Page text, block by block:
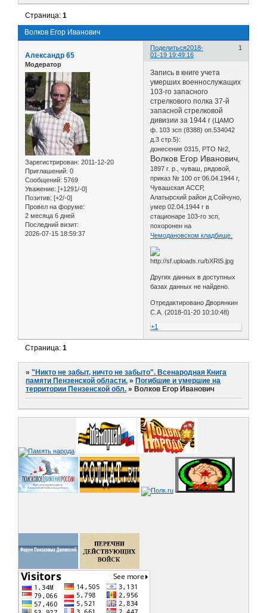
Волков Егор Иванович
Страница:1
Поделиться 1
2018-
01-19 19:49:16
Александр 65
Модератор
Зарегистрирован: 2011-12-20
Приглашений: 0
Сообщений: 5769
Уважение: [+1291/-0]
Позитив: [+2/-0]
Провел на форуме:
2 месяца 6 дней
Последний визит:
2026-07-15 18:59:37
Запись в книге учета
умерших военнослужащих
103-го запасного
стрелкового полка 37-й
запасной стрелковой
дивизии за 1944 г (ЦАМО
ф. 103 зсп (8388) оп.534042
д.3 стр.5):
донесение 0315, РТО №2,
Волков Егор Иванович
1897 г. р., чуваш, рядовой,
приказ № 100 от 06.04.1944 г,
Чувашская АССР,
Алатырский район д.Сойчуно,
умер 02.04.1944 г в
стационаре 103-го зсп,
похоронен на
Чемодановском кладбище.
Других данных в доступных
базах данных не найдено.
Отредактировано Дворянкин
С.А. (2018-01-20 10:10:48)
+1
Страница:1
»"Никто не забыт, ничто не забыто". Всенародная Книга
памяти Пензенской области. » Погибшие и умершие на
территории Пензенской обл. » Волков Егор Иванович